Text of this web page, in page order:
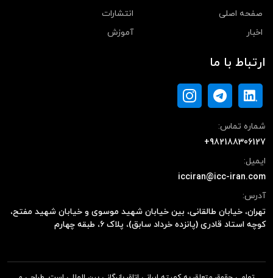
صفحه اصلی
انتشارات
اخبار
آموزش
ارتباط با ما
شماره تماس:
+982188306127
ایمیل:
icciran@icc-iran.com
آدرس:
تهران، خیابان طالقانی، بین خیابان شهید موسوی و خیابان شهید مفتح،
کوچه استاد قادری (پانزده خرداد سابق)، پلاک ۶، طبقه چهارم